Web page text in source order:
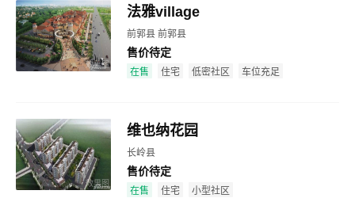
效果图
法雅village
前郭县 前郭县
售价待定
在售 住宅 低密社区 车位充足
效果图
维也纳花园
长岭县
售价待定
在售 住宅 小型社区